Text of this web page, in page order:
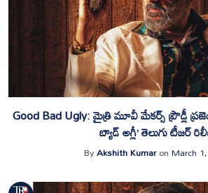
Good Bad Ugly: మైత్రి మూవీ మేకర్స్ ప్రౌడ్లీ
బ్యాడ్ అగ్లీ’ తెలుగు టీజర్
ByAkshith KumaronMarch